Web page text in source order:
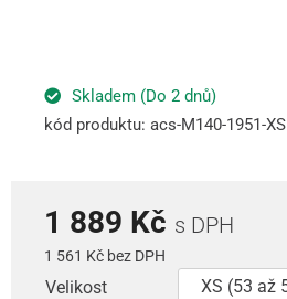
Skladem (Do 2 dnů)
kód produktu: acs-M140-1951-XS
1 889 Kč s DPH
1 561 Kč bez DPH
Velikost